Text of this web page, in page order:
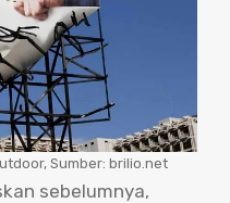
Sumber: brilio.net
sebelumnya,